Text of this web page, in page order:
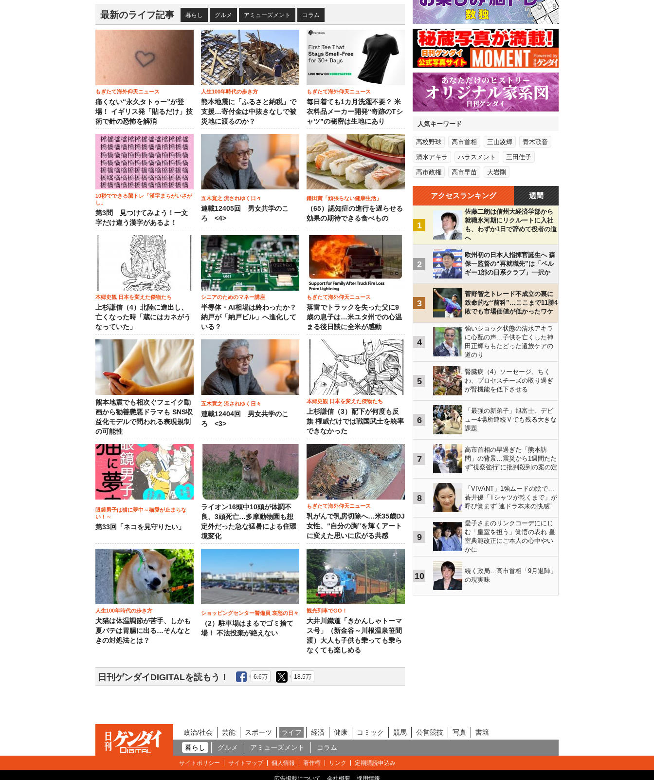
最新のライフ記事 暮らし グルメ アミューズメント コラム
もぎたて海外仰天ニュース
痛くない“永久タトゥー”が登
場！ イギリス発「貼るだけ」技
術で針の恐怖を解消
人生100年時代の歩き方
熊本地震に「ふるさと納税」で
支援…寄付金は中抜きなしで被
災地に渡るのか？
もぎたて海外仰天ニュース
毎日着ても1カ月洗濯不要？ 米
衣料品メーカー開発“奇跡のTシ
ャツ”の秘密は生地にあり
10秒でできる脳トレ「漢字まちがいさが
し」
第3問 見つけてみよう！一文
字だけ違う漢字があるよ！
五木寛之 流されゆく日々
連載12405回 男女共学のこ
ろ <4>
鎌田實「頑張らない健康生活」
（65）認知症の進行を遅らせる
効果の期待できる食べもの
本郷史観 日本を変えた傑物たち
上杉謙信（4）北陸に進出し、
亡くなった時「蔵にはカネがう
なっていた」
シニアのためのマネー講座
半導体・AI相場は終わったか？
納戸が「納戸ビル」へ進化して
いる？
もぎたて海外仰天ニュース
落雷でトラックを失った父に9
歳の息子は…米ユタ州での心温
まる後日談に全米が感動
熊本地震でも相次ぐフェイク動
画から勧善懲悪ドラマも SNS収
益化モデルで問われる表現規制
の可能性
五木寛之 流されゆく日々
連載12404回 男女共学のこ
ろ <3>
本郷史観 日本を変えた傑物たち
上杉謙信（3）配下が何度も反
旗 権威だけでは戦国武士を統率
できなかった
眼鏡男子は猫に夢中～猫愛が止まらな
い！～
第33回「ネコを見守りたい」
ライオン16頭中10頭が体調不
良、3頭死亡…多摩動物園も想
定外だった急な猛暑による住環
境変化
もぎたて海外仰天ニュース
乳がんで乳房切除へ…米35歳DJ
女性、“自分の胸”を輝くアート
に変えた思いに広がる共感
人生100年時代の歩き方
犬猫は体温調節が苦手、しかも
夏バテは胃腸に出る…そんなと
きの対処法とは？
ショッピングセンター警備員 哀愁の日々
（2）駐車場はまるでゴミ捨て
場！ 不法投棄が絶えない
観光列車でGO！
大井川鐵道「きかんしゃトーマ
ス号」（新金谷～川根温泉笹間
渡）大人も子供も乗っても乗ら
なくても楽しめる
日刊ゲンダイDIGITALを読もう！ 6.6万 18.5万
人気キーワード
高校野球 高市首相 三山凌輝 青木歌音
清水アキラ ハラスメント 三田佳子
高市政権 高市早苗 大岩剛
アクセスランキング 週間
1
佐藤二朗は信州大経済学部から
就職氷河期にリクルートに入社
も、わずか1日で辞めて役者の道
へ
2
欧州初の日本人指揮官誕生へ 森
保一監督の“再就職先”は「ベル
ギー1部の日系クラブ」一択か
3
菅野智之トレード不成立の裏に
致命的な“前科”…ここまで11勝4
敗でも市場価値が低かったワケ
4
強いショック状態の清水アキラ
に心配の声…子供を亡くした神
田正輝らもたどった遺族ケアの
道のり
5
腎臓病（4）ソーセージ、ちく
わ、プロセスチーズの取り過ぎ
が腎機能を低下させる
6
「最強の新弟子」旭富士、デビ
ュー4場所連続Ｖでも残る大きな
課題
7
高市首相の早過ぎた「熊本訪
問」の背景…震災から1週間たた
ず“視察強行”に批判殺到の案の定
8
「VIVANT」1強ムードの陰で…
蒼井優「Tシャツが乾くまで」が
呼び覚ます"連ドラ本来の快感"
9
愛子さまのリンクコーデににじ
む「皇室を担う」覚悟の表れ 皇
室典範改正にご本人の心中やい
かに
10
続く政局…高市首相「9月退陣」
の現実味
政治/社会 芸能 スポーツ ライフ 経済 健康 コミック 競馬 公営競技 写真
書籍
暮らし
グルメ アミューズメント コラム
サイトポリシー サイトマップ 個人情報 著作権 リンク 定期購読申込み
広告掲載について 会社概要 採用情報